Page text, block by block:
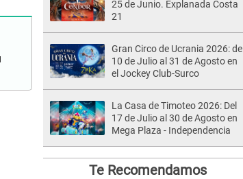
25 de Junio. Explanada Costa
21
Gran Circo de Ucrania 2026: del
10 de Julio al 31 de Agosto en
el Jockey Club-Surco
La Casa de Timoteo 2026: Del
17 de Julio al 30 de Agosto en
Mega Plaza - Independencia
Te Recomendamos